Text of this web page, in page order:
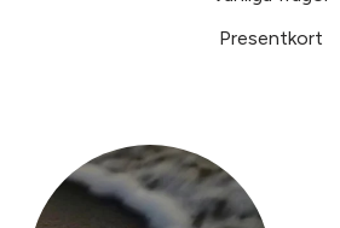
Presentkort